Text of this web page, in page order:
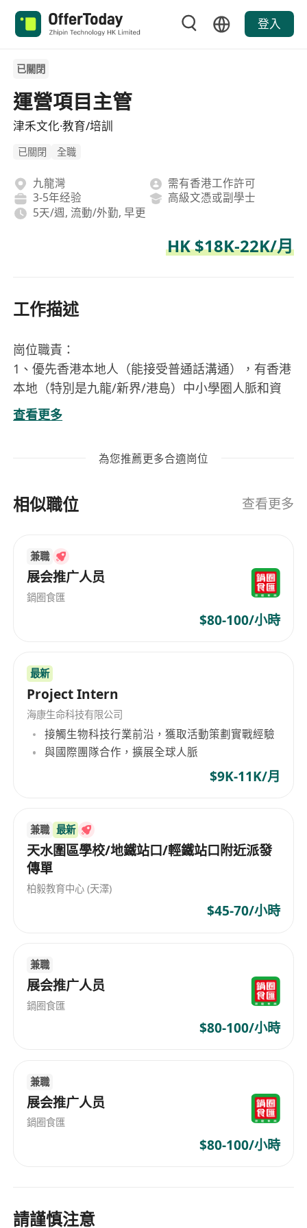
登入
已關閉
運營項目主管
津禾文化·教育/培訓
已關閉 全職
九龍灣
需有香港工作許可
3-5年经验
高級文憑或副學士
5天/週, 流動/外勤, 早更
HK $18K-22K/月
工作描述
崗位職責：
1、優先香港本地人（能接受普通話溝通），有香港
本地（特別是九龍/新界/港島）中小學圈人脈和資
源，負責拓展合作中小學的數量和進校業務，責任
心和溝通表達能力強。
用合適的話術和溝通技巧，激發他們對公司項目的
3、有一定公關業務能力，和客戶群體有效溝通，從
次和業務等。
任職要求：
1、我們需要您有充足的時間，能接受工作時間靈
活，能夠在公司安排的時段工作/外勤。
精神。
3、有經驗者優先，對教育行業有一定瞭解更佳。
查看更多
為您推薦更多合適崗位
相似職位 查看更多
兼職
展会推广人员
鍋圈食匯
$80-100/小時
最新
Project Intern
海康生命科技有限公司
接觸生物科技行業前沿，獲取活動策劃實戰經驗
與國際團隊合作，擴展全球人脈
$9K-11K/月
兼職 最新
天水圍區學校/地鐵站口/輕鐵站口附近派發
傳單
柏毅教育中心 (天澤)
$45-70/小時
兼職
展会推广人员
鍋圈食匯
$80-100/小時
兼職
展会推广人员
鍋圈食匯
$80-100/小時
請謹慎注意